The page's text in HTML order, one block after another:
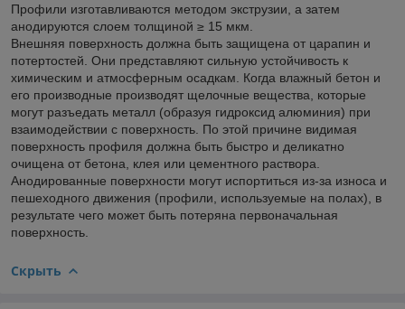
Профили изготавливаются методом экструзии, а затем
анодируются слоем толщиной ≥ 15 мкм.
Внешняя поверхность должна быть защищена от царапин и
потертостей. Они представляют сильную устойчивость к
химическим и атмосферным осадкам. Когда влажный бетон и
его производные производят щелочные вещества, которые
могут разъедать металл (образуя гидроксид алюминия) при
взаимодействии с поверхность. По этой причине видимая
поверхность профиля должна быть быстро и деликатно
очищена от бетона, клея или цементного раствора.
Анодированные поверхности могут испортиться из-за износа и
пешеходного движения (профили, используемые на полах), в
результате чего может быть потеряна первоначальная
поверхность.
Скрыть